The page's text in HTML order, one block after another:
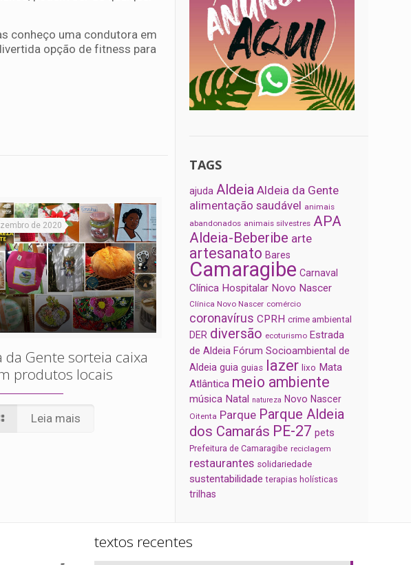
conheço uma condutora em
opção de fitness para
de 2020
da Gente sorteia caixa
produtos locais
Leia mais
TAGS
ajuda Aldeia Aldeia da Gente
alimentação saudável animais
abandonados animais silvestres APA
Aldeia-Beberibe arte
artesanato Bares
Camaragibe Carnaval
Clínica Hospitalar Novo Nascer
Clínica Novo Nascer comércio
coronavírus CPRH crime ambiental
DER diversão ecoturismo Estrada
de Aldeia Fórum Socioambiental de
Aldeia guia guias lazer lixo Mata
Atlântica meio ambiente
música Natal natureza Novo Nascer
Oitenta Parque Parque Aldeia
dos Camarás PE-27 pets
Prefeitura de Camaragibe reciclagem
restaurantes solidariedade
sustentabilidade terapias holísticas
trilhas
textos recentes